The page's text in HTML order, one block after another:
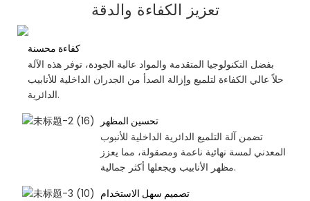
تعزيز الكفاءة والدقة
كفاءة محسنة
بفضل التكنولوجيا المتقدمة والمواد عالية الجودة، توفر هذه الآلة
حلاً عالي الكفاءة لتلميع وإزالة الصدأ من الجدران الداخلية للأنابيب
الدائرية.
تحسين المظهر
تضمن آلة التلميع الدائرية الداخلية للأنبوب
المعدني لمسة نهائية ناعمة ومصقولة، مما يعزز
مظهر الأنابيب ويجعلها أكثر جمالية.
تصميم سهل الاستخدام